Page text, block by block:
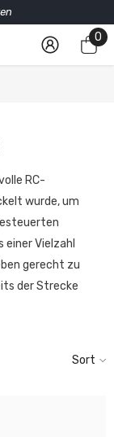
0
0
RC-
wurde, um
einer Vielzahl
gerecht zu
der Strecke
Sort